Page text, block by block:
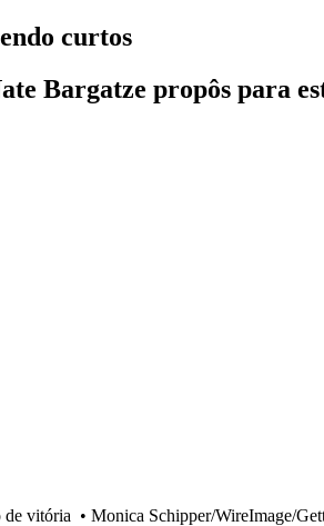
curtos
Bargatze propôs para
de vitória • Monica Schipper/WireImage/